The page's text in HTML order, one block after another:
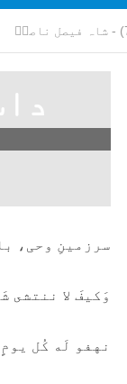
سرزمینِ وحی،
وَكيفَ لا ننتشى
نهفو لَه كُل